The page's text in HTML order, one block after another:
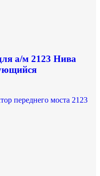
а/м 2123 Нива
переднего моста 2123